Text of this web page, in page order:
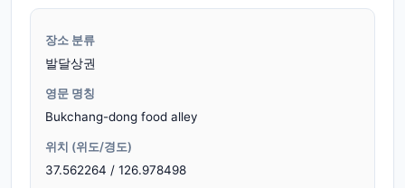
장소 분류
발달상권
영문 명칭
Bukchang-dong food alley
위치 (위도/경도)
37.562264 / 126.978498